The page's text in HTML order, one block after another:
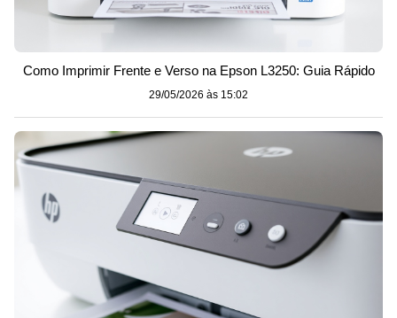
Como Imprimir Frente e Verso na Epson L3250: Guia Rápido
29/05/2026 às 15:02